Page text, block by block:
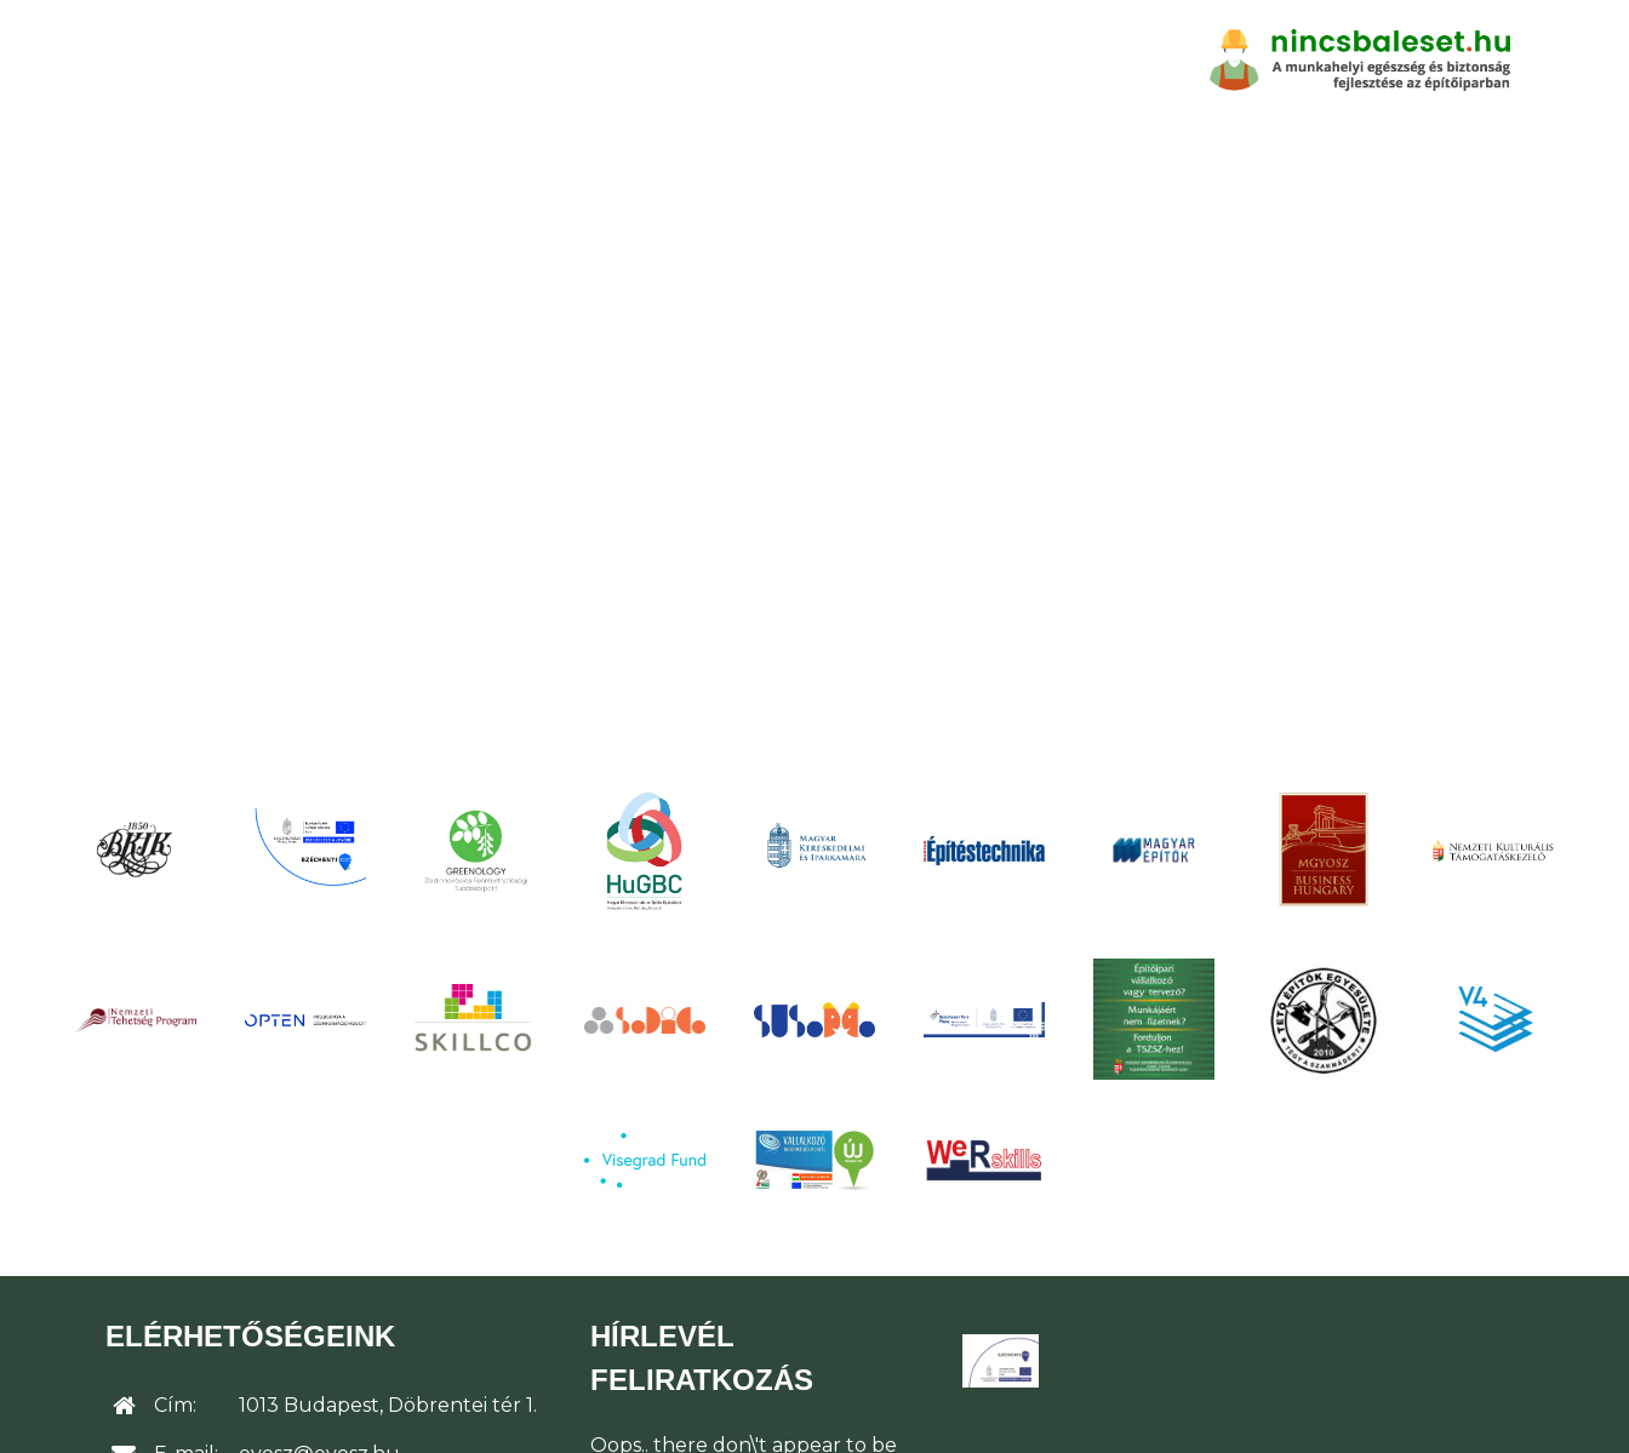
ELÉRHETŐSÉGEINK
Cím: 1013 Budapest, Döbrentei tér 1.
HÍRLEVÉL
FELIRATKOZÁS
Oops.. there don\'t appear to be